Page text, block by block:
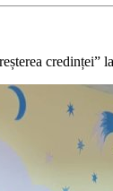
credinței”